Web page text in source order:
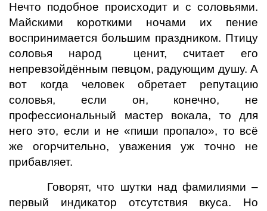
Нечто подобное происходит и с соловьями.
Майскими короткими ночами их пение
воспринимается большим праздником. Птицу
соловья народ ценит, считает его
непревзойдённым певцом, радующим душу. А
вот когда человек обретает репутацию
соловья, если он, конечно, не
профессиональный мастер вокала, то для
него это, если и не «пиши пропало», то всё
же огорчительно, уважения уж точно не
прибавляет.
Говорят, что шутки над фамилиями –
первый индикатор отсутствия вкуса. Но